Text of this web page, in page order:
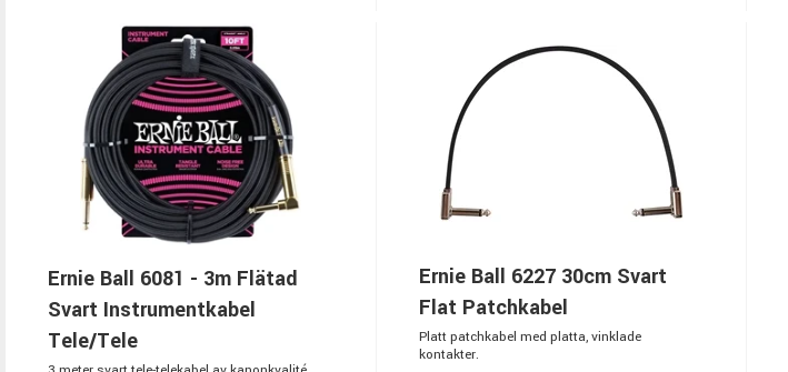
Ernie Ball 6081 - 3m Flätad
Svart Instrumentkabel
Tele/Tele
Ernie Ball 6227 30cm Svart
Flat Patchkabel
Platt patchkabel med platta, vinklade
kontakter.